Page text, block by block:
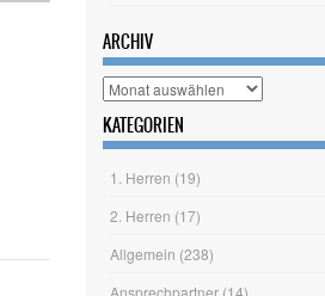
ARCHIV
Archiv
KATEGORIEN
1. Herren
(19)
2. Herren
(17)
Allgemein
(238)
Ansprechpartner
(14)